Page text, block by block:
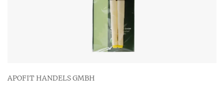
APOFIT HANDELS GMBH